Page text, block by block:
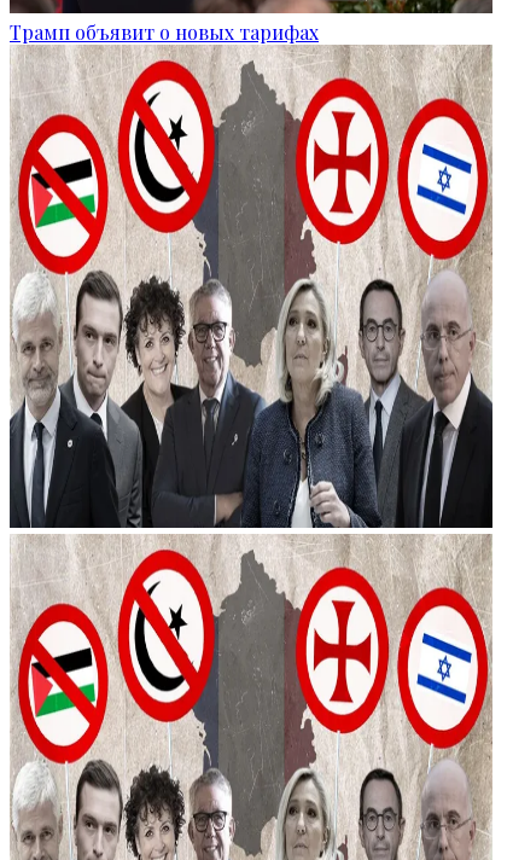
Трамп объявит о новых тарифах